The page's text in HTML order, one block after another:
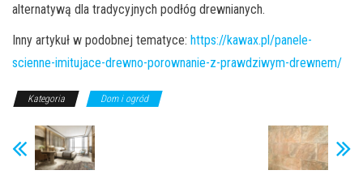
alternatywą dla tradycyjnych podłóg drewnianych.
Inny artykuł w podobnej tematyce: https://kawax.pl/panele-
scienne-imitujace-drewno-porownanie-z-prawdziwym-drewnem/
Kategoria Dom i ogród